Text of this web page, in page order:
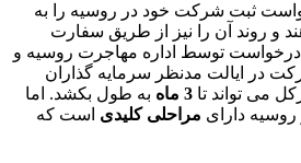
ثبت شرکت خود در روسیه را به
و روند آن را نیز از طریق سفارت
درخواست توسط اداره مهاجرت روسیه و
در ایالت مدنظر سرمایه گذاران
می تواند تا 3 ماه
به طول بکشد. اما
دارای مراحلی کلیدی است که